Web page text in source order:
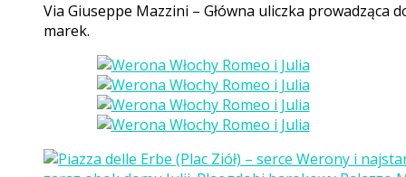
Via Giuseppe Mazzini – Główna uliczka prowadząca
marek.